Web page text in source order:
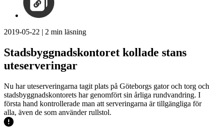
2019-05-22 | 2 min läsning
Stadsbyggnadskontoret kollade stans
uteserveringar
Nu har uteserveringarna tagit plats på Göteborgs gator och torg och
stadsbyggnadskontorets har genomfört sin årliga rundvandring. I
första hand kontrollerade man att serveringarna är tillgängliga för
alla, även de som använder rullstol.